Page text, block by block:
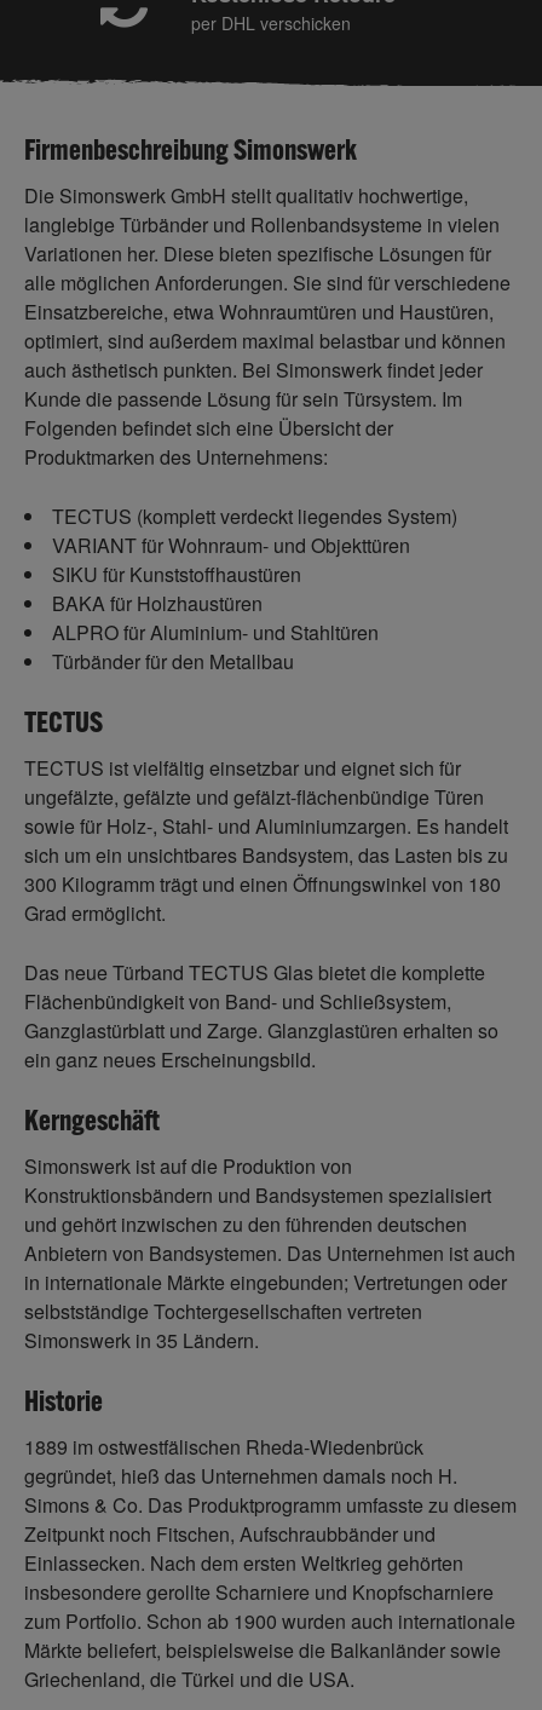
per DHL verschicken
Firmenbeschreibung Simonswerk
Die Simonswerk GmbH stellt qualitativ hochwertige,
langlebige Türbänder und Rollenbandsysteme in vielen
Variationen her. Diese bieten spezifische Lösungen für
alle möglichen Anforderungen. Sie sind für verschiedene
Einsatzbereiche, etwa Wohnraumtüren und Haustüren,
optimiert, sind außerdem maximal belastbar und können
auch ästhetisch punkten. Bei Simonswerk findet jeder
Kunde die passende Lösung für sein Türsystem. Im
Folgenden befindet sich eine Übersicht der
Produktmarken des Unternehmens:
TECTUS (komplett verdeckt liegendes System)
VARIANT für Wohnraum- und Objekttüren
SIKU für Kunststoffhaustüren
BAKA für Holzhaustüren
ALPRO für Aluminium- und Stahltüren
Türbänder für den Metallbau
TECTUS
TECTUS ist vielfältig einsetzbar und eignet sich für
ungefälzte, gefälzte und gefälzt-flächenbündige Türen
sowie für Holz-, Stahl- und Aluminiumzargen. Es handelt
sich um ein unsichtbares Bandsystem, das Lasten bis zu
300 Kilogramm trägt und einen Öffnungswinkel von 180
Grad ermöglicht.
Das neue Türband TECTUS Glas bietet die komplette
Flächenbündigkeit von Band- und Schließsystem,
Ganzglastürblatt und Zarge. Glanzglastüren erhalten so
ein ganz neues Erscheinungsbild.
Kerngeschäft
Simonswerk ist auf die Produktion von
Konstruktionsbändern und Bandsystemen spezialisiert
und gehört inzwischen zu den führenden deutschen
Anbietern von Bandsystemen. Das Unternehmen ist auch
in internationale Märkte eingebunden; Vertretungen oder
selbstständige Tochtergesellschaften vertreten
Simonswerk in 35 Ländern.
Historie
1889 im ostwestfälischen Rheda-Wiedenbrück
gegründet, hieß das Unternehmen damals noch H.
Simons & Co. Das Produktprogramm umfasste zu diesem
Zeitpunkt noch Fitschen, Aufschraubbänder und
Einlassecken. Nach dem ersten Weltkrieg gehörten
insbesondere gerollte Scharniere und Knopfscharniere
zum Portfolio. Schon ab 1900 wurden auch internationale
Märkte beliefert, beispielsweise die Balkanländer sowie
Griechenland, die Türkei und die USA.